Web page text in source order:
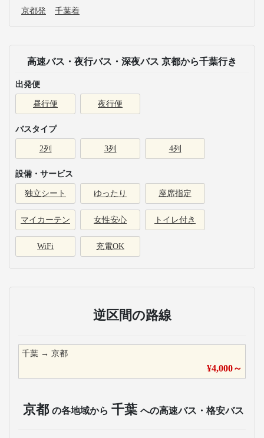
京都発 千葉着
高速バス・夜行バス・深夜バス 京都から千葉行き
出発便
昼行便 夜行便
バスタイプ
2列 3列 4列
設備・サービス
独立シート ゆったり 座席指定
マイカーテン 女性安心 トイレ付き
WiFi 充電OK
逆区間の路線
千葉 → 京都
¥4,000～
京都 の各地域から 千葉 への高速バス・格安バス